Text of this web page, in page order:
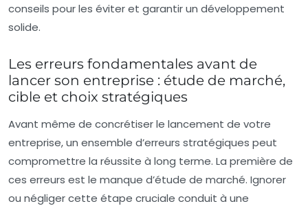
conseils pour les éviter et garantir un développement
solide.
Les erreurs fondamentales avant de
lancer son entreprise : étude de marché,
cible et choix stratégiques
Avant même de concrétiser le lancement de votre
entreprise, un ensemble d’erreurs stratégiques peut
compromettre la réussite à long terme. La première de
ces erreurs est le manque d’étude de marché. Ignorer
ou négliger cette étape cruciale conduit à une